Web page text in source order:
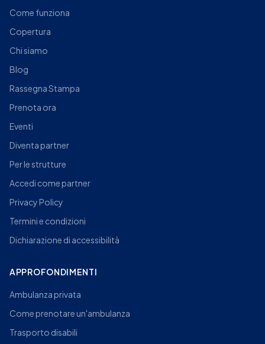
Come funziona
Copertura
Chi siamo
Blog
Rassegna Stampa
Prenota ora
Eventi
Diventa partner
Per le strutture
Accedi come partner
Privacy Policy
Termini e condizioni
Dichiarazione di accessibilità
APPROFONDIMENTI
Ambulanza privata
Come prenotare un'ambulanza
Trasporto disabili